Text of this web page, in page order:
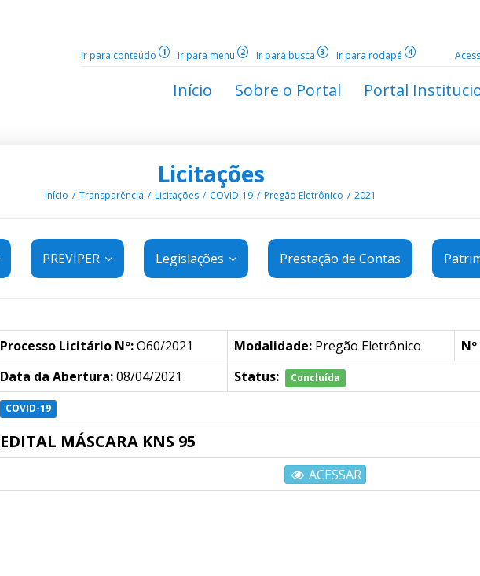
Ir para conteúdo 1 Ir para menu 2 Ir para busca 3 Ir para rodapé 4
Início Sobre o Portal Portal
Licitações
Início Transparência Licitações COVID-19 Pregão Eletrônico 2021
PREVIPER Legislações Prestação de Contas
Processo Licitário Nº:O60/2021 Modalidade:Pregão Eletrônico
Data da Abertura:08/04/2021 Status: Concluída
COVID-19
EDITAL MÁSCARA KNS 95
ACESSAR